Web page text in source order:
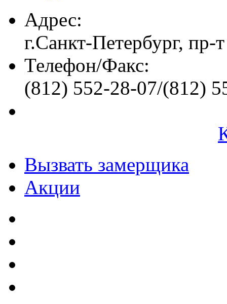
Адрес:
г.Санкт-Петербург, пр-
Телефон/Факс:
(812) 552-28-07/(812)
Вызвать замерщика
Акции